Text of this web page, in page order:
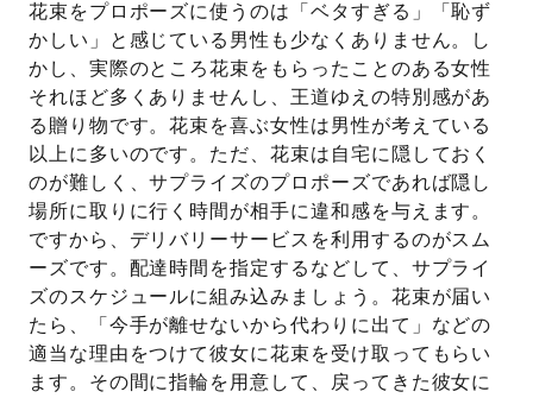
花束をプロポーズに使うのは「ベタすぎる」「恥ず
かしい」と感じている男性も少なくありません。し
かし、実際のところ花束をもらったことのある女性
それほど多くありませんし、王道ゆえの特別感があ
る贈り物です。花束を喜ぶ女性は男性が考えている
以上に多いのです。ただ、花束は自宅に隠しておく
のが難しく、サプライズのプロポーズであれば隠し
場所に取りに行く時間が相手に違和感を与えます。
ですから、デリバリーサービスを利用するのがスム
ーズです。配達時間を指定するなどして、サプライ
ズのスケジュールに組み込みましょう。花束が届い
たら、「今手が離せないから代わりに出て」などの
適当な理由をつけて彼女に花束を受け取ってもらい
ます。その間に指輪を用意して、戻ってきた彼女に